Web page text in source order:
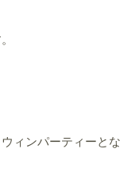
ィンパーティーとな